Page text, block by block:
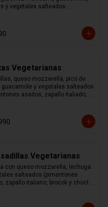
y vegetales salteados
Vegetarianas
queso mozzarella, pico de
guacamole y vegetales salteados
asados, zapallo italiado,
Vegetarianas
con queso mozzarella, lechuga.
salteados (pimentones
zapallo italiano, brocoli y choclo)